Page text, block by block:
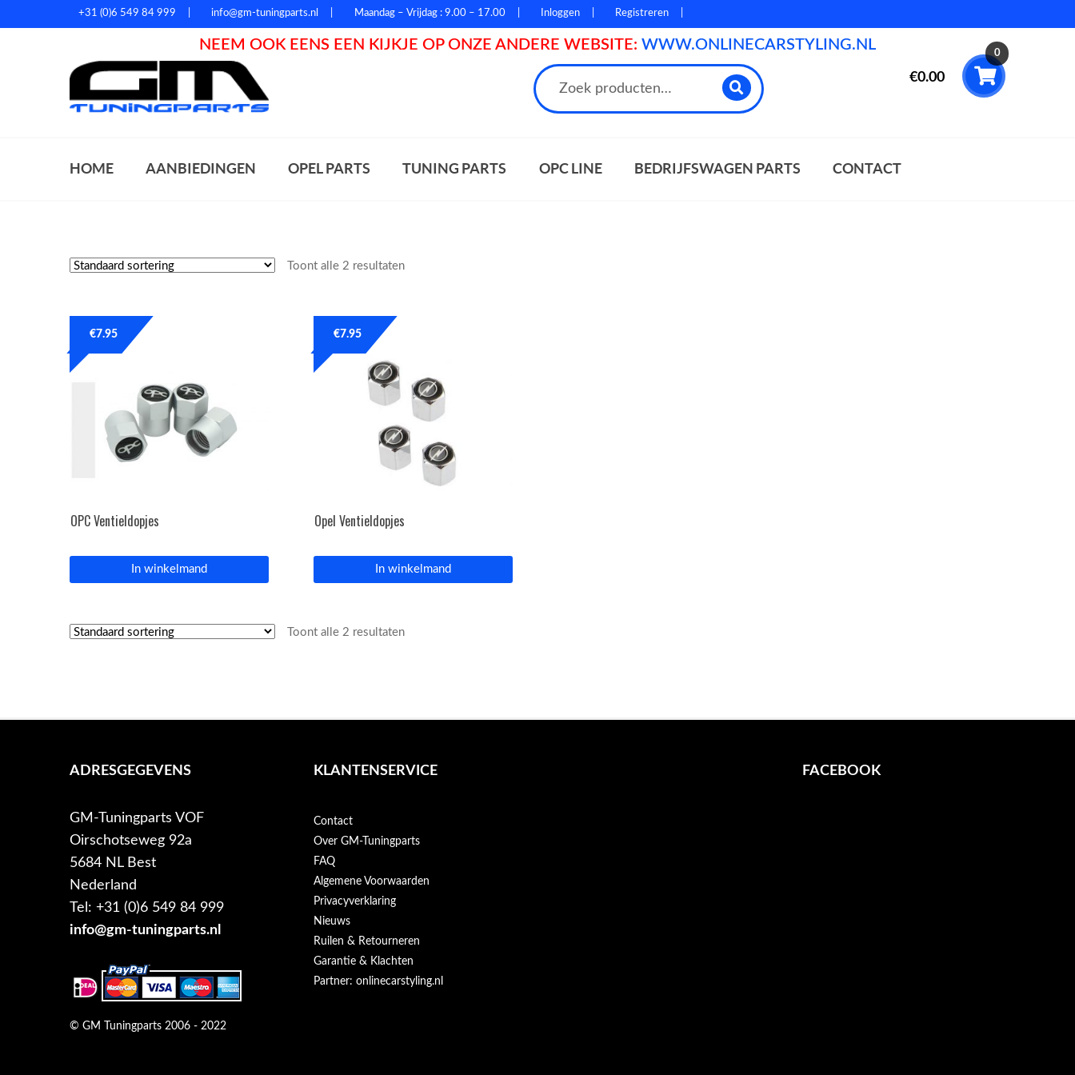
+31 (0)6 549 84 999 info@gm-tuningparts.nl Maandag – Vrijdag : 9.00 – 17.00 Inloggen Registreren
NEEM OOK EENS EEN KIJKJE OP ONZE ANDERE WEBSITE: WWW.ONLINECARSTYLING.NL
€0.00
0
HOME AANBIEDINGEN OPEL PARTS TUNING PARTS OPC LINE BEDRIJFSWAGEN PARTS CONTACT
Toont alle 2 resultaten
OPC Ventieldopjes
€7.95
In winkelmand
Opel Ventieldopjes
€7.95
In winkelmand
Toont alle 2 resultaten
ADRESGEGEVENS
GM-Tuningparts VOF
Oirschotseweg 92a
5684 NL Best
Nederland
Tel: +31 (0)6 549 84 999
info@gm-tuningparts.nl
KLANTENSERVICE
Contact
Over GM-Tuningparts
FAQ
Algemene Voorwaarden
Privacyverklaring
Nieuws
Ruilen & Retourneren
Garantie & Klachten
Partner: onlinecarstyling.nl
FACEBOOK
© GM Tuningparts 2006 - 2022